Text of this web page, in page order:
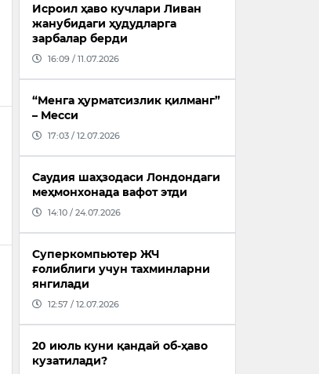
Исроил ҳаво кучлари Ливан
жанубидаги ҳудудларга
зарбалар берди
16:09 / 11.07.2026
“Менга ҳурматсизлик қилманг”
– Месси
17:03 / 12.07.2026
Саудия шаҳзодаси Лондондаги
меҳмонхонада вафот этди
14:10 / 24.07.2026
Суперкомпьютер ЖЧ
ғолиблиги учун тахминларни
янгилади
12:57 / 12.07.2026
20 июль куни қандай об-ҳаво
кузатилади?